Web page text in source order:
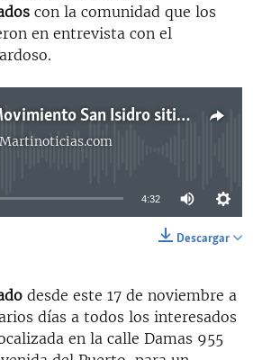
con la comunidad que los
en entrevista con el
Integrantes del Movimiento San Isidro sitiados en la sede
currently available
4:32
Descargar
desde este 17 de noviembre a
días a todos los interesados
en la calle Damas 955